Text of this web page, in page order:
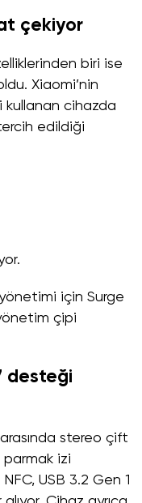
çekiyor
biri ise
Xiaomi’nin
cihazda
edildiği
için Surge
çipi
desteği
stereo çift
parmak izi
USB 3.2 Gen 1